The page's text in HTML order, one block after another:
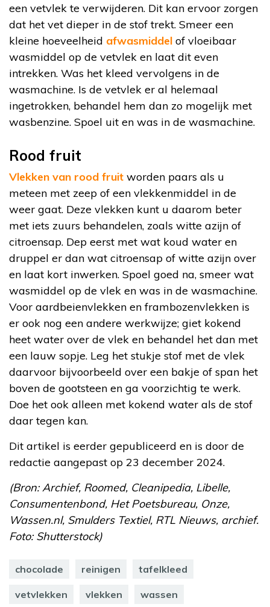
een vetvlek te verwijderen. Dit kan ervoor zorgen
dat het vet dieper in de stof trekt. Smeer een
kleine hoeveelheid afwasmiddel of vloeibaar
wasmiddel op de vetvlek en laat dit even
intrekken. Was het kleed vervolgens in de
wasmachine. Is de vetvlek er al helemaal
ingetrokken, behandel hem dan zo mogelijk met
wasbenzine. Spoel uit en was in de wasmachine.
Rood fruit
Vlekken van rood fruit worden paars als u
meteen met zeep of een vlekkenmiddel in de
weer gaat. Deze vlekken kunt u daarom beter
met iets zuurs behandelen, zoals witte azijn of
citroensap. Dep eerst met wat koud water en
druppel er dan wat citroensap of witte azijn over
en laat kort inwerken. Spoel goed na, smeer wat
wasmiddel op de vlek en was in de wasmachine.
Voor aardbeienvlekken en frambozenvlekken is
er ook nog een andere werkwijze; giet kokend
heet water over de vlek en behandel het dan met
een lauw sopje. Leg het stukje stof met de vlek
daarvoor bijvoorbeeld over een bakje of span het
boven de gootsteen en ga voorzichtig te werk.
Doe het ook alleen met kokend water als de stof
daar tegen kan.
Dit artikel is eerder gepubliceerd en is door de
redactie aangepast op 23 december 2024.
(Bron: Archief, Roomed, Cleanipedia, Libelle,
Consumentenbond, Het Poetsbureau, Onze,
Wassen.nl, Smulders Textiel, RTL Nieuws, archief.
Foto: Shutterstock)
chocolade reinigen tafelkleed
vetvlekken vlekken wassen